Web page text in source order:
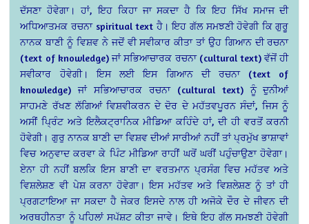
ਦੱਸਣਾ ਹੋਵੇਗਾ। ਹਾਂ, ਇਹ ਕਿਹਾ ਜਾ ਸਕਦਾ ਹੈ ਕਿ ਇਹ ਸਿੱਖ ਸਮਾਜ ਦੀ
ਅਧਿਆਤਮਕ ਰਚਨਾ spiritual text ਹੈ। ਇਹ ਗੱਲ ਸਮਝਣੀ ਹੋਵੇਗੀ ਕਿ ਗੁਰੂ
ਨਾਨਕ ਬਾਣੀ ਨੂੰ ਵਿਸ਼ਵ ਨੇ ਜਦੋਂ ਵੀ ਸਵੀਕਾਰ ਕੀਤਾ ਤਾਂ ਉਹ ਗਿਆਨ ਦੀ ਰਚਨਾ
(text of knowledge) ਜਾਂ ਸਭਿਆਚਾਰਕ ਰਚਨਾ (cultural text) ਵੱਜੋਂ ਹੀ
ਸਵੀਕਾਰ ਹੋਵੇਗੀ। ਇਸ ਲਈ ਇਸ ਗਿਆਨ ਦੀ ਰਚਨਾ (text of
knowledge) ਜਾਂ ਸਭਿਆਚਾਰਕ ਰਚਨਾ (cultural text) ਨੂੰ ਦੁਨੀਆਂ
ਸਾਹਮਣੇ ਰੱਖਣ ਲੱਗਿਆਂ ਵਿਸ਼ਵੀਕਰਨ ਦੇ ਦੋਰ ਦੇ ਮਹੱਤਵਪੂਰਨ ਸੰਦਾਂ, ਜਿਸ ਨੂੰ
ਅਸੀਂ ਪ੍ਰਿੰਟ ਅਤੇ ਇਲੈਕਟ੍ਰਾਨਿਕ ਮੀਡਿਆ ਕਹਿੰਦੇ ਹਾਂ, ਦੀ ਹੀ ਵਰਤੋਂ ਕਰਨੀ
ਹੋਵੇਗੀ। ਗੁਰੁ ਨਾਨਕ ਬਾਣੀ ਦਾ ਵਿਸ਼ਵ ਦੀਆਂ ਸਾਰੀਆਂ ਨਹੀਂ ਤਾਂ ਪ੍ਰਮੁੱਖ ਭਾਸ਼ਾਵਾਂ
ਵਿਚ ਅਨੁਵਾਦ ਕਰਵਾ ਕੇ ਪਿੰਟ ਮੀਡਿਆ ਰਾਹੀਂ ਘਰੋਂ ਘਰੀਂ ਪਹੁੰਚਾਉਣਾ ਹੋਵੇਗਾ।
ਏਨਾ ਹੀ ਨਹੀਂ ਬਲਕਿ ਇਸ ਬਾਣੀ ਦਾ ਵਰਤਮਾਨ ਪ੍ਰਸੰਗ ਵਿਚ ਮਹੱਤਵ ਅਤੇ
ਵਿਸ਼ਲੇਸ਼ਣ ਵੀ ਪੇਸ਼ ਕਰਨਾ ਹੋਵੇਗਾ। ਇਸ ਮਹੱਤਵ ਅਤੇ ਵਿਸ਼ਲੇਸ਼ਣ ਨੂੰ ਤਾਂ ਹੀ
ਪ੍ਰਗਟਾਇਆ ਜਾ ਸਕਦਾ ਹੈ ਜੇਕਰ ਇਸਦੇ ਨਾਲ ਹੀ ਅਜੋਕੇ ਦੌਰ ਦੇ ਜੀਵਨ ਦੀ
ਅਰਥਹੀਨਤਾ ਨੂੰ ਪਹਿਲਾਂ ਸਪੱਸ਼ਟ ਕੀਤਾ ਜਾਵੇ। ਇਥੇ ਇਹ ਗੱਲ ਸਮਝਣੀ ਹੋਵੇਗੀ